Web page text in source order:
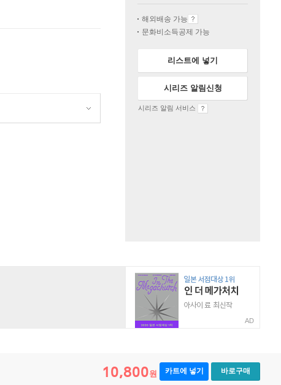
해외배송 가능
문화비소득공제 가능
리스트에 넣기
시리즈 알림신청
시리즈 알림 서비스
AD
10,800원 카트에 넣기 바로구매